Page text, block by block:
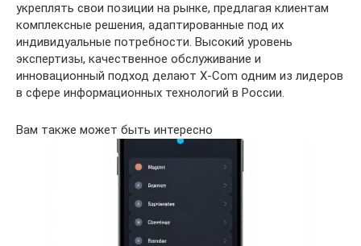
укреплять свои позиции на рынке, предлагая клиентам
комплексные решения, адаптированные под их
индивидуальные потребности. Высокий уровень
экспертизы, качественное обслуживание и
инновационный подход делают X-Com одним из лидеров
в сфере информационных технологий в России.
Вам также может быть интересно